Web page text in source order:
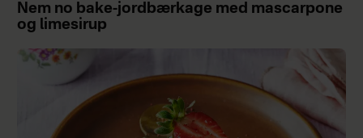
Nem no bake-jordbærkage med mascarpone
og limesirup